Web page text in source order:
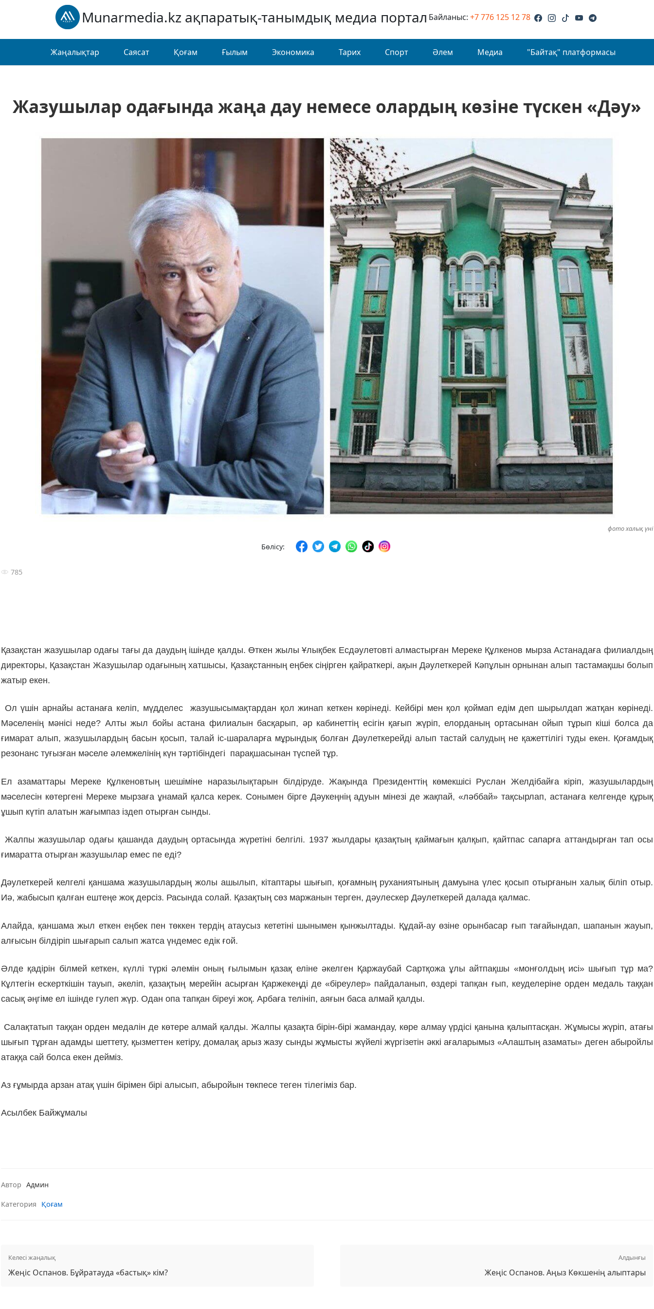
Munarmedia.kz ақпаратық-танымдық медиа портал Байланыс:+7 776 125 12 78
Жаңалықтар Саясат Қоғам Ғылым Экономика Тарих Спорт Әлем Медиа "Байтақ" платформасы
Жазушылар одағында жаңа дау немесе олардың көзіне түскен «Дәу»
фото халық үні
Бөлісу:
785
Қазақстан жазушылар одағы тағы да даудың ішінде қалды. Өткен жылы Ұлықбек Есдәулетовті алмастырған Мереке Құлкенов мырза Астанадаға филиалдың
директоры, Қазақстан Жазушылар одағының хатшысы, Қазақстанның еңбек сіңірген қайраткері, ақын Дәулеткерей Кәпұлын орнынан алып тастамақшы болып
жатыр екен.
Ол үшін арнайы астанаға келіп, мүдделес жазушысымақтардан қол жинап кеткен көрінеді. Кейбірі мен қол қоймап едім деп шырылдап жатқан көрінеді.
Мәселенің мәнісі неде? Алты жыл бойы астана филиалын басқарып, әр кабинеттің есігін қағып жүріп, елорданың ортасынан ойып тұрып кіші болса да
ғимарат алып, жазушылардың басын қосып, талай іс-шараларға мұрындық болған Дәулеткерейді алып тастай салудың не қажеттілігі туды екен. Қоғамдық
резонанс туғызған мәселе әлемжелінің күн тәртібіндегі парақшасынан түспей тұр.
Ел азаматтары Мереке Құлкеновтың шешіміне наразылықтарын білдіруде. Жақында Президенттің көмекшісі Руслан Желдібайға кіріп, жазушылардың
мәселесін көтергені Мереке мырзаға ұнамай қалса керек. Сонымен бірге Дәукеңнің адуын мінезі де жақпай, «ләббай» тақсырлап, астанаға келгенде құрық
ұшып күтіп алатын жағымпаз іздеп отырған сынды.
Жалпы жазушылар одағы қашанда даудың ортасында жүретіні белгілі. 1937 жылдары қазақтың қаймағын қалқып, қайтпас сапарға аттандырған тап осы
ғимаратта отырған жазушылар емес пе еді?
Дәулеткерей келгелі қаншама жазушылардың жолы ашылып, кітаптары шығып, қоғамның руханиятының дамуына үлес қосып отырғанын халық біліп отыр.
Иә, жабысып қалған ештеңе жоқ дерсіз. Расында солай. Қазақтың сөз маржанын терген, дәулескер Дәулеткерей далада қалмас.
Алайда, қаншама жыл еткен еңбек пен төккен тердің атаусыз кететіні шынымен қынжылтады. Құдай-ау өзіне орынбасар ғып тағайындап, шапанын жауып,
алғысын білдіріп шығарып салып жатса үндемес едік ғой.
Әлде қадірін білмей кеткен, күллі түркі әлемін оның ғылымын қазақ еліне әкелген Қаржаубай Сартқожа ұлы айтпақшы «монғолдың исі» шығып тұр ма?
Кұлтегін ескерткішін тауып, әкеліп, қазақтың мерейін асырған Қаржекеңді де «біреулер» пайдаланып, өздері тапқан ғып, кеуделеріне орден медаль таққан
сасық әңгіме ел ішінде гулеп жүр. Одан опа тапқан біреуі жоқ. Арбаға телініп, аяғын баса алмай қалды.
Салақтатып таққан орден медалін де көтере алмай қалды. Жалпы қазақта бірін-бірі жамандау, көре алмау үрдісі қанына қалыптасқан. Жұмысы жүріп, атағы
шығып тұрған адамды шеттету, қызметтен кетіру, домалақ арыз жазу сынды жұмысты жүйелі жүргізетін әккі ағаларымыз «Алаштың азаматы» деген абыройлы
атаққа сай болса екен дейміз.
Аз ғұмырда арзан атақ үшін бірімен бірі алысып, абыройын төкпесе теген тілегіміз бар.
Асылбек Байжұмалы
Автор Админ
Категория Қоғам
Келесі жаңалық
Жеңіс Оспанов. Бұйратауда «бастық» кім?
Алдынғы
Жеңіс Оспанов. Аңыз Көкшенің алыптары